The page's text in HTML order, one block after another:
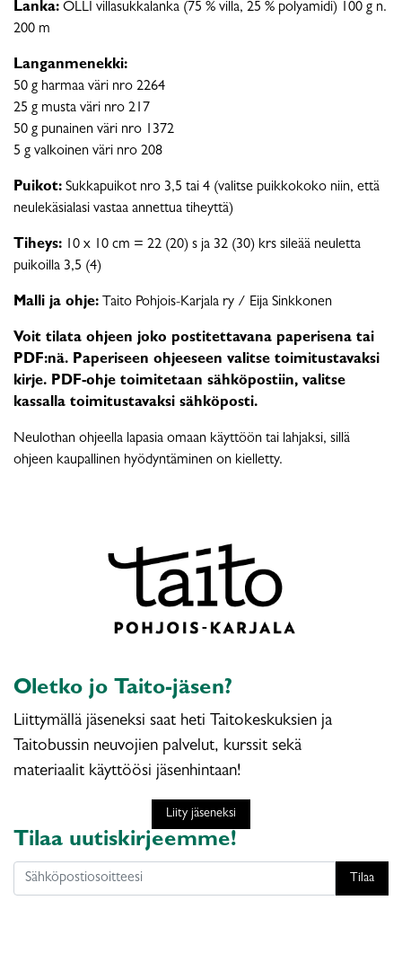
Lanka: OLLI villasukkalanka (75 % villa, 25 % polyamidi) 100 g n.
200 m
Langanmenekki:
50 g harmaa väri nro 2264
25 g musta väri nro 217
50 g punainen väri nro 1372
5 g valkoinen väri nro 208
Puikot: Sukkapuikot nro 3,5 tai 4 (valitse puikkokoko niin, että
neulekäsialasi vastaa annettua tiheyttä)
Tiheys: 10 x 10 cm = 22 (20) s ja 32 (30) krs sileää neuletta
puikoilla 3,5 (4)
Malli ja ohje: Taito Pohjois-Karjala ry / Eija Sinkkonen
Voit tilata ohjeen joko postitettavana paperisena tai
PDF:nä. Paperiseen ohjeeseen valitse toimitustavaksi
kirje. PDF-ohje toimitetaan sähköpostiin, valitse
kassalla toimitustavaksi sähköposti.
Neulothan ohjeella lapasia omaan käyttöön tai lahjaksi, sillä
ohjeen kaupallinen hyödyntäminen on kielletty.
Oletko jo Taito-jäsen?
Liittymällä jäseneksi saat heti Taitokeskuksien ja
Taitobussin neuvojien palvelut, kurssit sekä
materiaalit käyttöösi jäsenhintaan!
Liity jäseneksi
Tilaa uutiskirjeemme!
Tilaa